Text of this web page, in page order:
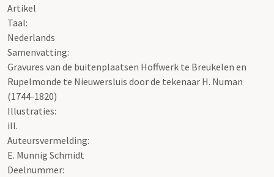
Artikel
Taal:
Nederlands
Samenvatting:
Gravures van de buitenplaatsen Hoffwerk te Breukelen en
Rupelmonde te Nieuwersluis door de tekenaar H. Numan
(1744-1820)
Illustraties:
ill.
Auteursvermelding:
E. Munnig Schmidt
Deelnummer: